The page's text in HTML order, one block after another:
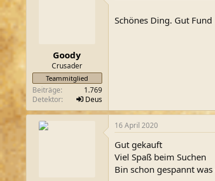
o
Goody
Crusader
Teammitglied
Beiträge
1.769
Detektor
Deus
Schönes Ding. Gut Fund
16 April 2020
Gut gekauft
Viel Spaß beim Suchen
Bin schon gespannt